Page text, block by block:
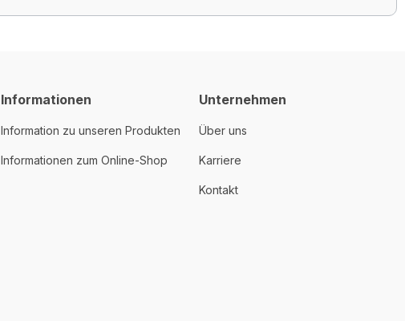
Informationen
Information zu unseren Produkten
Informationen zum Online-Shop
Unternehmen
Über uns
Karriere
Kontakt